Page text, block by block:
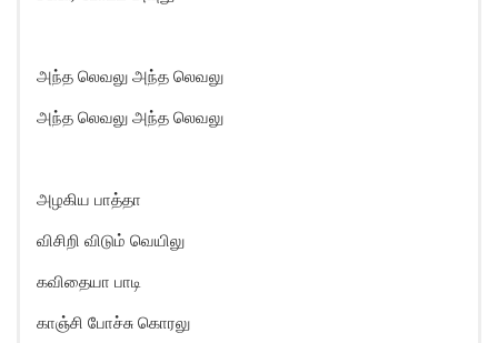
அந்த லெவலு அந்த லெவலு
அந்த லெவலு அந்த லெவலு
அழகிய பாத்தா
விசிறி விடும் வெயிலு
கவிதையா பாடி
காஞ்சி போச்சு கொரலு